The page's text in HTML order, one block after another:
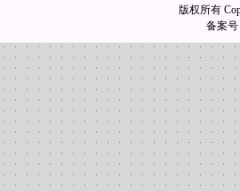
版权所有
备案号